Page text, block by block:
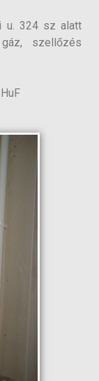
u. 324 sz alatt
szellőzés